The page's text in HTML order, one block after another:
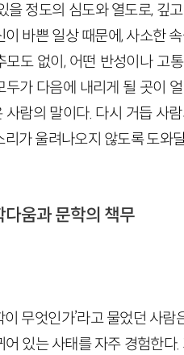
을 정도의 심도와 열도로, 깊
이 바쁜 일상 때문에, 사소한
모도 없이, 어떤 반성이나 고
두가 다음에 내리게 될 곳이
사람의 말이다. 다시 거듭 사
리가 울려나오지 않도록 도와
다움과 문학의 책무
이 무엇인가’라고 물었던 사
어 있는 사태를 자주 경험한